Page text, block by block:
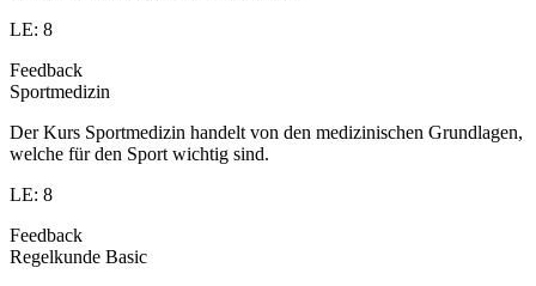
LE: 8
Feedback
Sportmedizin
Der Kurs Sportmedizin handelt von den medizinischen Grundlagen,
welche für den Sport wichtig sind.
LE: 8
Feedback
Regelkunde Basic